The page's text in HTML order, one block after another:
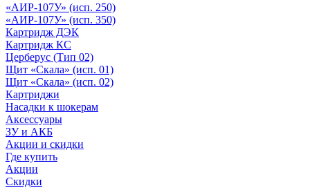
«АИР-107У» (исп. 250)
«АИР-107У» (исп. 350)
Картридж ДЭК
Картридж КС
Церберус (Тип 02)
Щит «Скала» (исп. 01)
Щит «Скала» (исп. 02)
Картриджи
Насадки к шокерам
Аксессуары
ЗУ и АКБ
Акции и скидки
Где купить
Акции
Скидки